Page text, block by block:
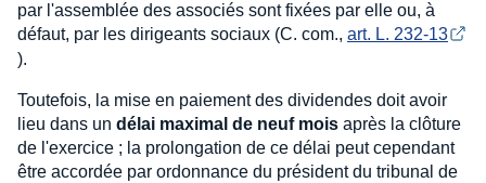
par l'assemblée des associés sont fixées par elle ou, à
défaut, par les dirigeants sociaux (C. com., art. L. 232-13
).
Toutefois, la mise en paiement des dividendes doit avoir
lieu dans un délai maximal de neuf mois après la clôture
de l'exercice ; la prolongation de ce délai peut cependant
être accordée par ordonnance du président du tribunal de